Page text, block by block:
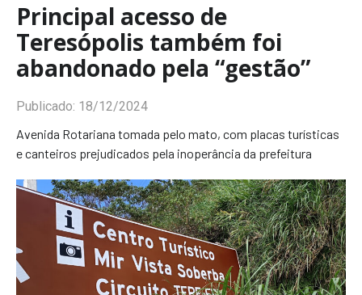
Principal acesso de
Teresópolis também foi
abandonado pela “gestão”
Publicado: 18/12/2024
Avenida Rotariana tomada pelo mato, com placas turísticas
e canteiros prejudicados pela inoperância da prefeitura